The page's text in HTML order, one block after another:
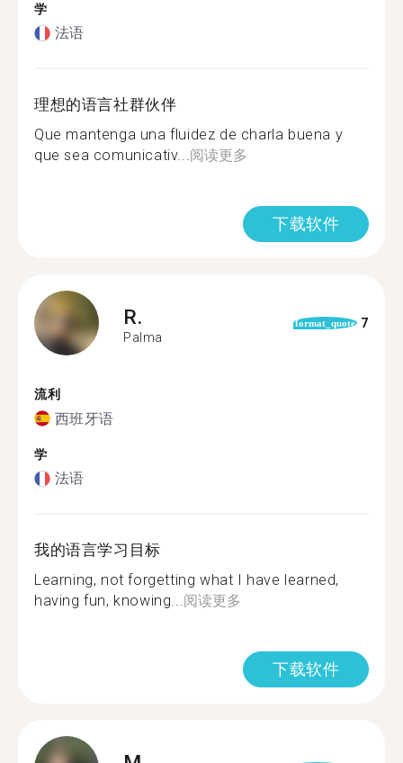
学
法语
理想的语言社群伙伴
Que mantenga una fluidez de charla buena y
que sea comunicativ...阅读更多
下载软件
R.
Palma
format_quote 7
流利
西班牙语
学
法语
我的语言学习目标
Learning, not forgetting what I have learned,
having fun, knowing...阅读更多
下载软件